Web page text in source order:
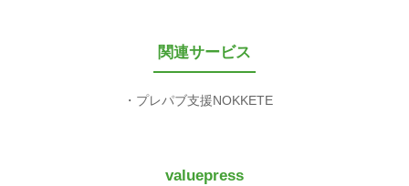
関連サービス
プレパブ支援NOKKETE
valuepress